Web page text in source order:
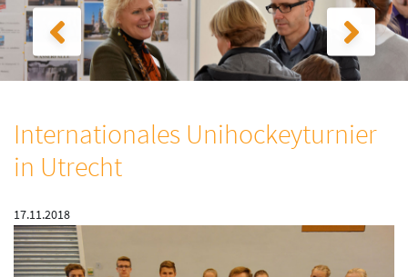
Internationales Unihockeyturnier
in Utrecht
17.11.2018